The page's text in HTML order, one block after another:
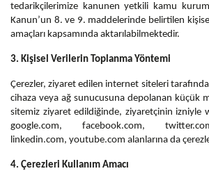
tedarikçilerimize kanunen yetkili kamu
Kanun’un 8. ve 9. maddelerinde belirtilen
amaçları kapsamında aktarılabilmektedir.
3. Kişisel Verilerin Toplanma Yöntemi
Çerezler, ziyaret edilen internet siteleri tarafından
cihaza veya ağ sunucusuna depolanan küçük
sitemiz ziyaret edildiğinde, ziyaretçinin izniyle
google.com, facebook.com,
linkedin.com, youtube.com alanlarına da
4. Çerezleri Kullanım Amacı